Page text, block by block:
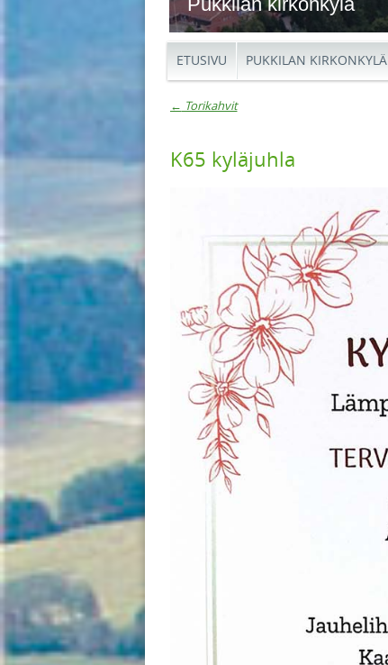
ETUSIVU PUKKILAN KIRKONKYLÄ
← Torikahvit
K65 kyläjuhla